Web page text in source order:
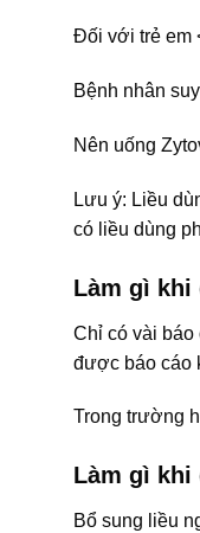
Đối với trẻ em
Bệnh nhân
Nên uống
Lưu ý: Liều
có liều dùng
Làm gì khi
Chỉ có vài
được báo cáo
Trong trường
Làm gì khi
Bổ sung liều